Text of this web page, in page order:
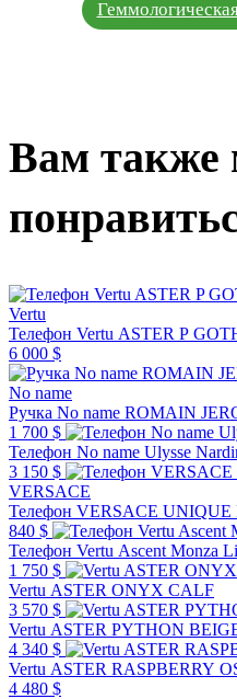
Вам также
Vertu
Телефон Vertu ASTER P
6 000 $
No name
Ручка No name ROMAIN
1 700 $
Телефон No name Ulysse
3 150 $
VERSACE
Телефон VERSACE
840 $
Телефон Vertu Ascent Monza
1 750 $
Vertu ASTER ONYX CALF
3 570 $
Vertu ASTER PYTHON
4 340 $
Vertu ASTER RASPBERRY
4 480 $